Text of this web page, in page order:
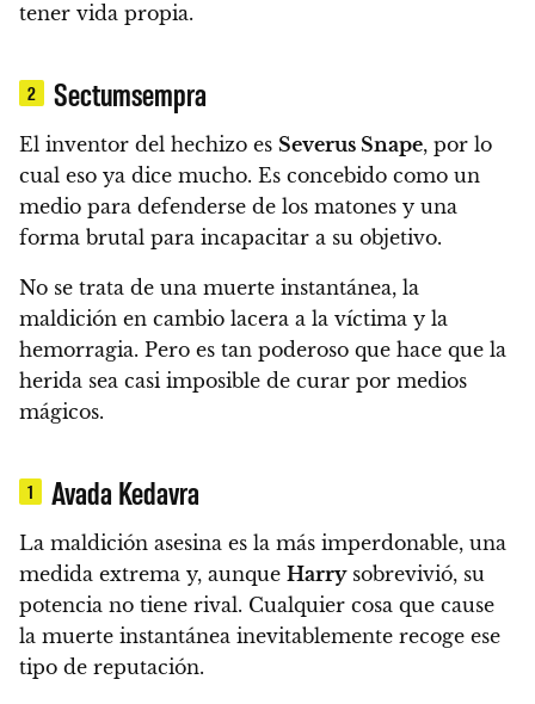
tener vida propia.
2 Sectumsempra
El inventor del hechizo es Severus Snape, por lo
cual eso ya dice mucho. Es concebido como un
medio para defenderse de los matones y una
forma brutal para incapacitar a su objetivo.
No se trata de una muerte instantánea, la
maldición en cambio lacera a la víctima y la
hemorragia. Pero es tan poderoso que hace que la
herida sea casi imposible de curar por medios
mágicos.
1 Avada Kedavra
La maldición asesina es la más imperdonable, una
medida extrema y, aunque Harrysobrevivió, su
potencia no tiene rival. Cualquier cosa que cause
la muerte instantánea inevitablemente recoge ese
tipo de reputación.